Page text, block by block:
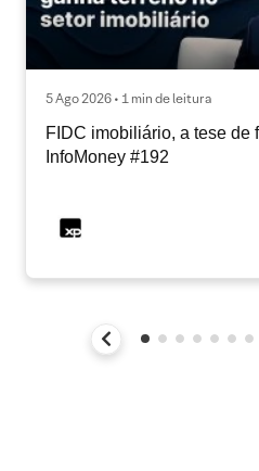
5 Ago 2026 • 1 min de leitura
FIDC imobiliário, a tese de
InfoMoney #192